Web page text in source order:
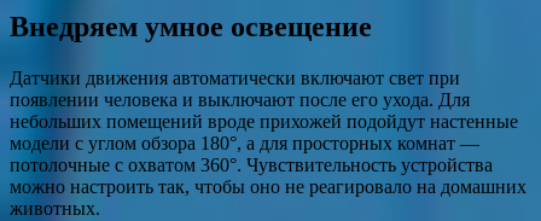
Внедряем умное освещение
Датчики движения автоматически включают свет при
появлении человека и выключают после его ухода. Для
небольших помещений вроде прихожей подойдут настенные
модели с углом обзора 180°, а для просторных комнат —
потолочные с охватом 360°. Чувствительность устройства
можно настроить так, чтобы оно не реагировало на домашних
животных.